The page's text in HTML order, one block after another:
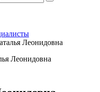
Леонидовна